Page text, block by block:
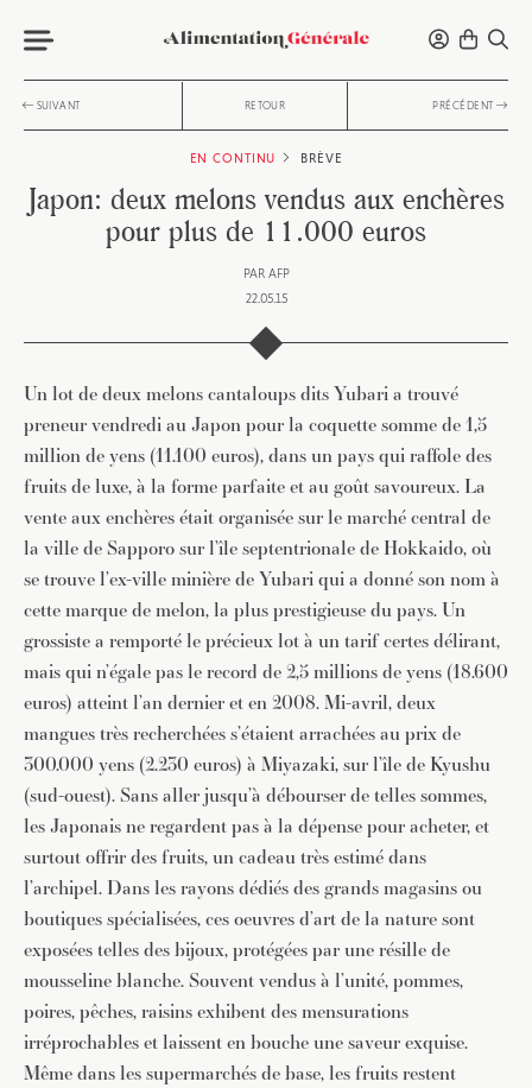
SUIVANT RETOUR PRÉCÉDENT
EN CONTINU BRÈVE
Japon: deux melons vendus aux enchères
pour plus de 11.000 euros
PAR AFP
22.05.15
Un lot de deux melons cantaloups dits Yubari a trouvé
preneur vendredi au Japon pour la coquette somme de 1,5
million de yens (11.100 euros), dans un pays qui raffole des
fruits de luxe, à la forme parfaite et au goût savoureux. La
vente aux enchères était organisée sur le marché central de
la ville de Sapporo sur l’île septentrionale de Hokkaido, où
se trouve l’ex-ville minière de Yubari qui a donné son nom à
cette marque de melon, la plus prestigieuse du pays. Un
grossiste a remporté le précieux lot à un tarif certes délirant,
mais qui n’égale pas le record de 2,5 millions de yens (18.600
euros) atteint l’an dernier et en 2008. Mi-avril, deux
mangues très recherchées s’étaient arrachées au prix de
300.000 yens (2.230 euros) à Miyazaki, sur l’île de Kyushu
(sud-ouest). Sans aller jusqu’à débourser de telles sommes,
les Japonais ne regardent pas à la dépense pour acheter, et
surtout offrir des fruits, un cadeau très estimé dans
l’archipel. Dans les rayons dédiés des grands magasins ou
boutiques spécialisées, ces oeuvres d’art de la nature sont
exposées telles des bijoux, protégées par une résille de
mousseline blanche. Souvent vendus à l’unité, pommes,
poires, pêches, raisins exhibent des mensurations
irréprochables et laissent en bouche une saveur exquise.
Même dans les supermarchés de base, les fruits restent